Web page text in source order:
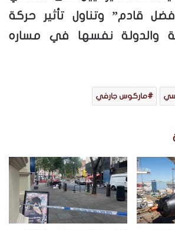
قادم” وتناول تأثير حركة
والدولة نفسها في مساره
ماركوس جارفي